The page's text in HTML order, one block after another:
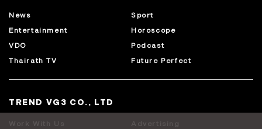
News
Sport
Entertainment
Horoscope
VDO
Podcast
Thairath TV
Future Perfect
TREND VG3 CO., LTD
Work With Us Advertising